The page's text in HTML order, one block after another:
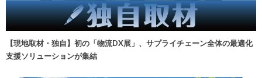
【現地取材・独自】初の「物流DX展」、サプライチェーン全体の最適化
支援ソリューションが集結